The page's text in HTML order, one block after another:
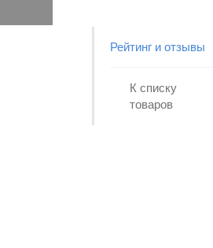
Рейтинг и отзывы
К списку
товаров